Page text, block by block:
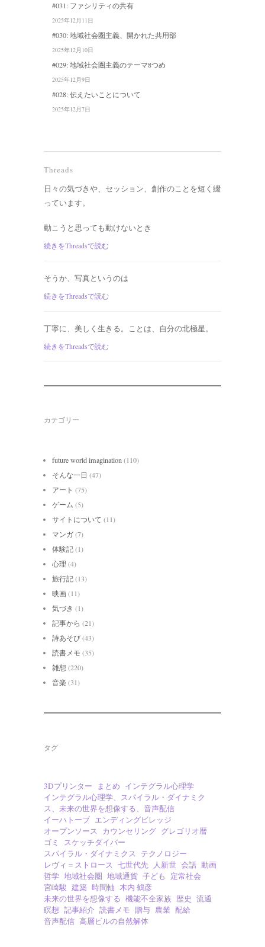
#031: ファシリティの共有
2025年12月11日
#030: 地域社会圏主義、開かれた共用部
2025年12月10日
#029: 地域社会圏主義のテーマ8つめ
2025年12月9日
#028: 伝えたいことについて
2025年12月7日
Threads
日々の気づきや、セッション、創作のことを短く綴
っています。
動こうと思っても動けないとき
続きをThreadsで読む
そうか、写真というのは
続きをThreadsで読む
丁寧に、美しく生きる。ことは、自分の北極星。
続きをThreadsで読む
カテゴリー
future world imagination(110)
そんな一日 (47)
アート (75)
ゲーム (5)
サイトについて (11)
マンガ(7)
体験記(1)
心理 (4)
旅行記(13)
映画(11)
気づき (1)
記事から (21)
詩あそび(43)
読書メモ (35)
雑想 (220)
音楽 (31)
タグ
3Dプリンター まとめ インテグラル心理学
インテグラル心理学、スパイラル・ダイナミク
ス、未来の世界を想像する、音声配信
イーハトーブ エンディングビレッジ
オープンソース
カウンセリング グレゴリオ暦
ゴミ
スケッチダイバー
スパイラル・ダイナミクス
テクノロジー
レヴィ＝ストロース 七世代先 人新世 会話 動画
哲学 地域社会圏 地域通貨 子ども
定常社会
宮崎駿 建築 時間軸 木内 鶴彦
未来の世界を想像する 機能不全家族 歴史 流通
瞑想 記事紹介 読書メモ 贈与 農業 配給
音声配信 高層ビルの自然解体